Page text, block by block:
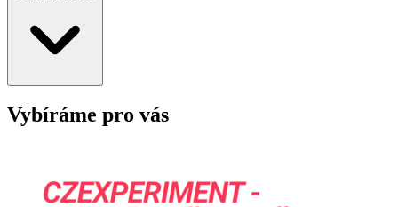
Vybíráme pro vás